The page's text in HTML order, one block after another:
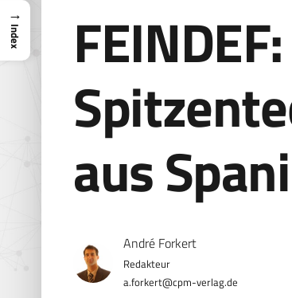
FEINDEF:
aus
André Forkert
Redakteur
a.forkert@cpm-verlag.de
→
Index